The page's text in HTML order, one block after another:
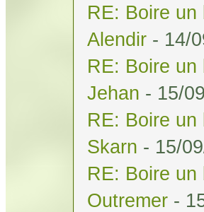
RE: Boire
Alendir - 14/
RE: Boire
Jehan - 15/
RE: Boire
Skarn - 15/
RE: Boire
Outremer -